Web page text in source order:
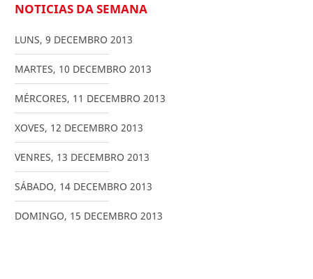
NOTICIAS DA SEMANA
LUNS, 9 DECEMBRO 2013
MARTES, 10 DECEMBRO 2013
MÉRCORES, 11 DECEMBRO 2013
XOVES, 12 DECEMBRO 2013
VENRES, 13 DECEMBRO 2013
SÁBADO, 14 DECEMBRO 2013
DOMINGO, 15 DECEMBRO 2013